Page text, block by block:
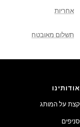
אחריות
תשלום מאובטח
אודותינו
קצת על המותג
סניפים